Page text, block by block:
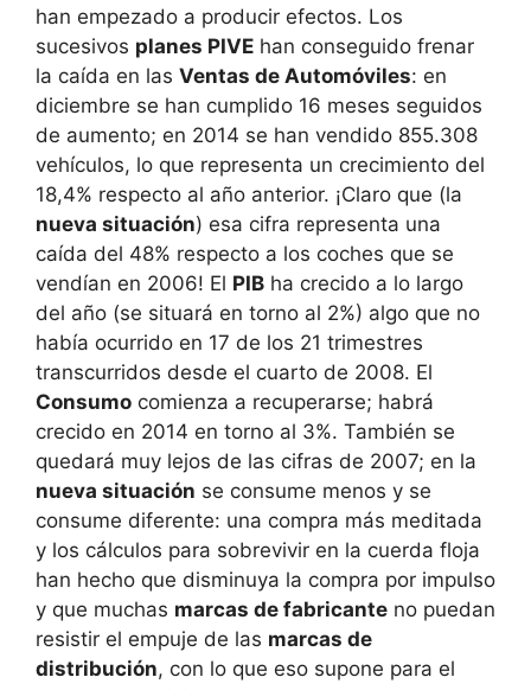
han empezado a producir efectos. Los
sucesivos planes PIVE han conseguido frenar
la caída en las Ventas de Automóviles: en
diciembre se han cumplido 16 meses seguidos
de aumento; en 2014 se han vendido 855.308
vehículos, lo que representa un crecimiento del
18,4% respecto al año anterior. ¡Claro que (la
nueva situación) esa cifra representa una
caída del 48% respecto a los coches que se
vendían en 2006! El PIB ha crecido a lo largo
del año (se situará en torno al 2%) algo que no
había ocurrido en 17 de los 21 trimestres
transcurridos desde el cuarto de 2008. El
Consumo comienza a recuperarse; habrá
crecido en 2014 en torno al 3%. También se
quedará muy lejos de las cifras de 2007; en la
nueva situación se consume menos y se
consume diferente: una compra más meditada
y los cálculos para sobrevivir en la cuerda floja
han hecho que disminuya la compra por impulso
y que muchas marcas de fabricante no puedan
resistir el empuje de las marcas de
distribución, con lo que eso supone para el